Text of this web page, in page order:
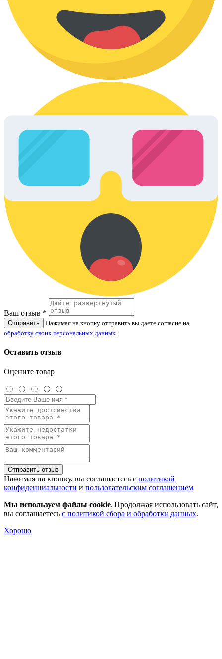
Ваш отзыв *
Отправить
Нажимая на кнопку отправить вы даете согласие на
обработку своих персональных данных
Оставить отзыв
Оцените товар
Отправить отзыв
Нажимая на кнопку, вы соглашаетесь с политикой
конфиденциальности и пользовательским соглашением
Мы используем файлы cookie. Продолжая использовать сайт,
вы соглашаетесь с политикой сбора и обработки данных.
Хорошо